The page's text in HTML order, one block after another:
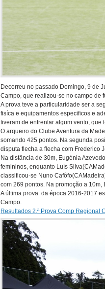
Decorreu no passado Domingo, 9 de
Campo, que realizou-se no campo de
A prova teve a particularidade ser a
fisíca e equipamentos especificos e
tiveram de enfrentar algum vento, que
O arqueiro do Clube Aventura da
somando 425 pontos. Na segunda
disputa flecha a flecha com Frederico
Na distância de 30m, Eugénia
femininos, enquanto Luís
classificou-se Nuno
com 269 pontos. Na promoção a
A última prova da época 2016-2017
Campo.
Resultados 2.ª Prova Comp Regional